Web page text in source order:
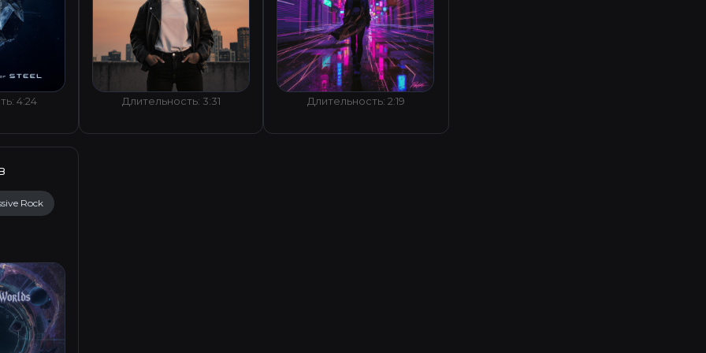
4:24 Длительность: 3:31 Длительность: 2:19
Rock